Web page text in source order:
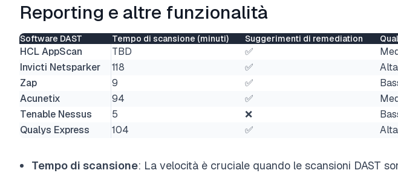
Reporting e altre funzionalità
Software DAST Tempo di scansione (minuti) Suggerimenti di remediation
HCL AppScan TBD ✅
Invicti Netsparker
118 ✅
Alta
Zap
9 ✅
Acunetix
94 ✅
Tenable Nessus
5 ❌
Qualys Express
104 ✅ Alta
Tempo di scansione: La velocità è cruciale quando le scansioni DAST